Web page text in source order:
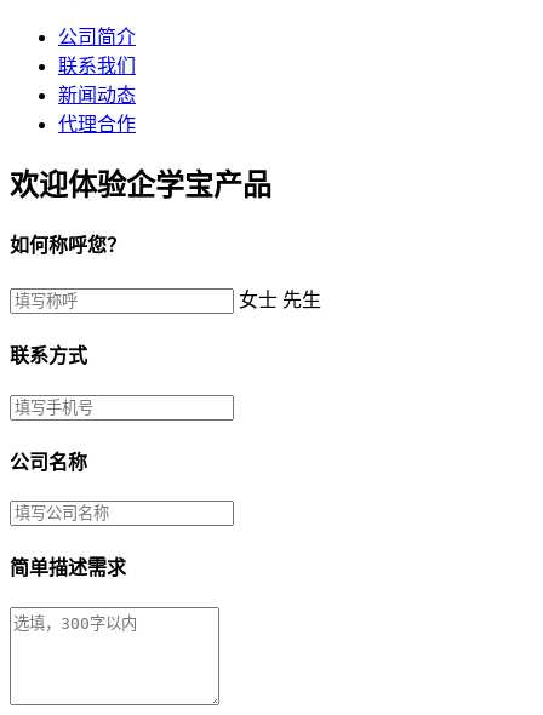
公司简介
联系我们
新闻动态
代理合作
欢迎体验企学宝产品
如何称呼您？
女士 先生
联系方式
公司名称
简单描述需求